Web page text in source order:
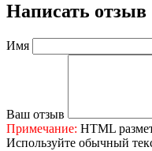
Написать отзыв
Имя
Ваш отзыв
Примечание: HTML
Используйте обычный